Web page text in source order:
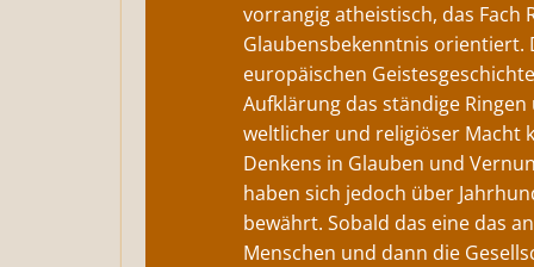
vorrangig atheistisch, das Fach
Glaubensbekenntnis orientiert.
europäischen
Aufklärung das ständige
weltlicher und religiöser Macht
Denkens in Glauben und
haben sich jedoch über
bewährt. Sobald das eine das
Menschen und dann die